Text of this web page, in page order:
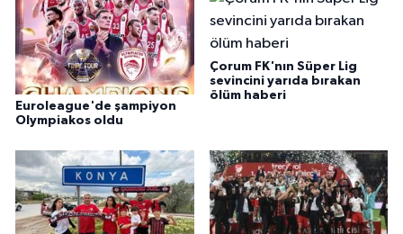
Euroleague'de şampiyon
Olympiakos oldu
Çorum FK'nın Süper Lig
sevincini yarıda bırakan
ölüm haberi